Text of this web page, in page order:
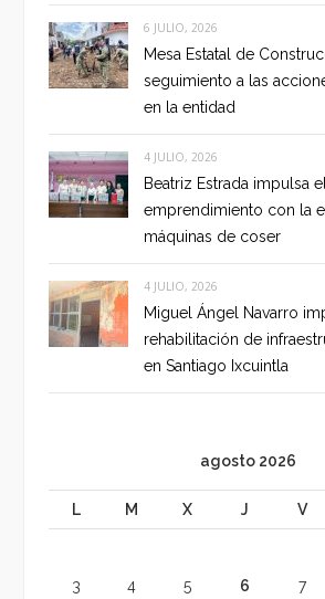
6 JULIO, 2026
Mesa Estatal de
seguimiento a las
en la entidad
4 JULIO, 2026
Beatriz Estrada impulsa
emprendimiento con la
máquinas de coser
4 JULIO, 2026
Miguel Ángel Navarro
rehabilitación de
en Santiago Ixcuintla
agosto 2026
L M X J V
3 4 5 6 7